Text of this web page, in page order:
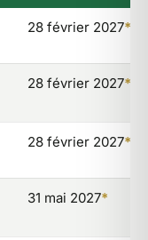
28 février 2027*
28 février 2027*
28 février 2027*
31 mai 2027*